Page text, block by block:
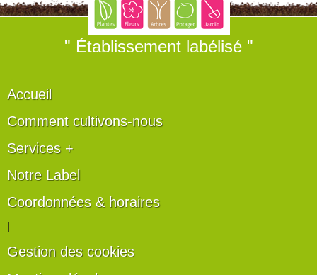
" Établissement labélisé "
Accueil
Comment cultivons-nous
Services +
Notre Label
Coordonnées & horaires
Gestion des cookies